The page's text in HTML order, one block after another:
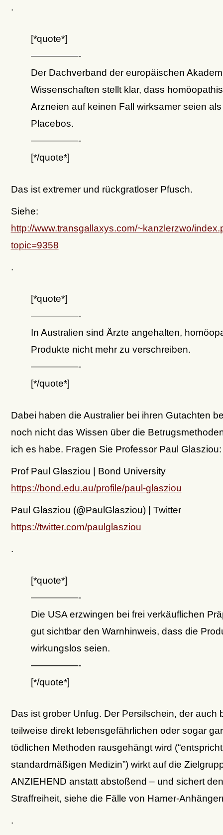
.
[*quote*]
—————-
Der Dachverband der europäischen
Wissenschaften stellt klar, dass
Arzneien auf keinen Fall wirksamer seien als
Placebos.
—————-
[*/quote*]
Das ist extremer und rückgratloser Pfusch.
Siehe:
http://www.transgallaxys.com/~kanzlerzwo/
topic=9358
.
[*quote*]
—————-
In Australien sind Ärzte angehalten,
Produkte nicht mehr zu verschreiben.
—————-
[*/quote*]
Dabei haben die Australier bei ihren Gutachten
noch nicht das Wissen über die
ich es habe. Fragen Sie Professor Paul Glasziou:
Prof Paul Glasziou | Bond University
https://bond.edu.au/profile/paul-glasziou
Paul Glasziou (@PaulGlasziou) | Twitter
https://twitter.com/paulglasziou
.
[*quote*]
—————-
Die USA erzwingen bei frei verkäuflichen
gut sichtbar den Warnhinweis, dass die
wirkungslos seien.
—————-
[*/quote*]
Das ist grober Unfug. Der Persilschein, der auch
teilweise direkt lebensgefährlichen oder sogar
tödlichen Methoden rausgehängt wird
standardmäßigen Medizin”) wirkt auf die
ANZIEHEND anstatt abstoßend – und sichert
Straffreiheit, siehe die Fälle von Hamer-
.